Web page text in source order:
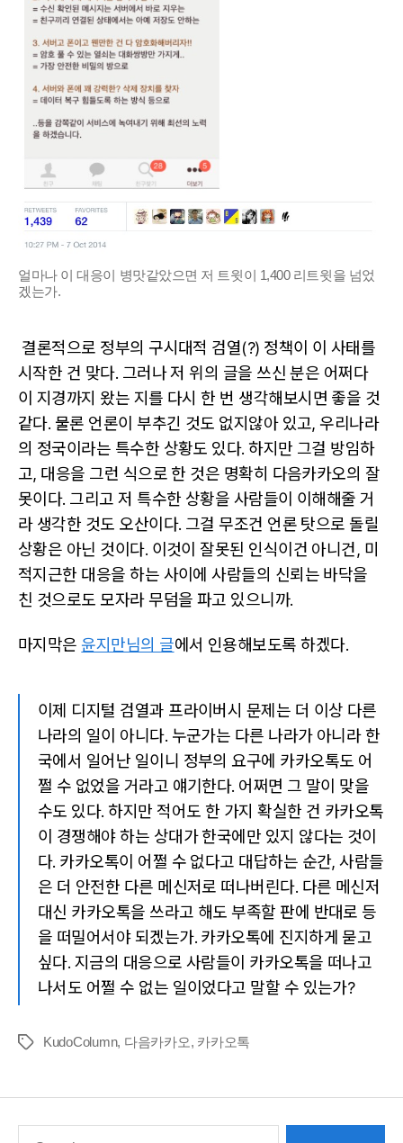
얼마나 이 대응이 병맛같았으면 저 트윗이 1,400 리트윗을 넘었
겠는가.
결론적으로 정부의 구시대적 검열(?) 정책이 이 사태를
시작한 건 맞다. 그러나 저 위의 글을 쓰신 분은 어쩌다
이 지경까지 왔는 지를 다시 한 번 생각해보시면 좋을 것
같다. 물론 언론이 부추긴 것도 없지않아 있고, 우리나라
의 정국이라는 특수한 상황도 있다. 하지만 그걸 방임하
고, 대응을 그런 식으로 한 것은 명확히 다음카카오의 잘
못이다. 그리고 저 특수한 상황을 사람들이 이해해줄 거
라 생각한 것도 오산이다. 그걸 무조건 언론 탓으로 돌릴
상황은 아닌 것이다. 이것이 잘못된 인식이건 아니건, 미
적지근한 대응을 하는 사이에 사람들의 신뢰는 바닥을
친 것으로도 모자라 무덤을 파고 있으니까.
마지막은 윤지만님의 글에서 인용해보도록 하겠다.
이제 디지털 검열과 프라이버시 문제는 더 이상 다른
나라의 일이 아니다. 누군가는 다른 나라가 아니라 한
국에서 일어난 일이니 정부의 요구에 카카오톡도 어
쩔 수 없었을 거라고 얘기한다. 어쩌면 그 말이 맞을
수도 있다. 하지만 적어도 한 가지 확실한 건 카카오톡
이 경쟁해야 하는 상대가 한국에만 있지 않다는 것이
다. 카카오톡이 어쩔 수 없다고 대답하는 순간, 사람들
은 더 안전한 다른 메신저로 떠나버린다. 다른 메신저
대신 카카오톡을 쓰라고 해도 부족할 판에 반대로 등
을 떠밀어서야 되겠는가. 카카오톡에 진지하게 묻고
싶다. 지금의 대응으로 사람들이 카카오톡을 떠나고
나서도 어쩔 수 없는 일이었다고 말할 수 있는가?
Tags KudoColumn, 다음카카오, 카카오톡